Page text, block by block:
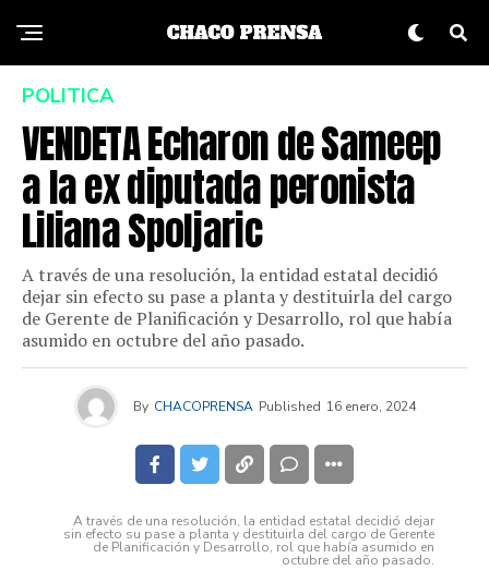
POLITICA
VENDETA Echaron de Sameep
a la ex diputada peronista
Liliana Spoljaric
A través de una resolución, la entidad estatal decidió
dejar sin efecto su pase a planta y destituirla del cargo
de Gerente de Planificación y Desarrollo, rol que había
asumido en octubre del año pasado.
By CHACOPRENSA Published 16 enero, 2024
A través de una resolución, la entidad estatal decidió dejar
sin efecto su pase a planta y destituirla del cargo de Gerente
de Planificación y Desarrollo, rol que había asumido en
octubre del año pasado.